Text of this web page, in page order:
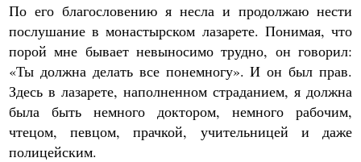
По его благословению я несла и продолжаю нести
послушание в монастырском лазарете. Понимая, что
порой мне бывает невыносимо трудно, он говорил:
«Ты должна делать все понемногу». И он был прав.
Здесь в лазарете, наполненном страданием, я должна
была быть немного доктором, немного рабочим,
чтецом, певцом, прачкой, учительницей и даже
полицейским.